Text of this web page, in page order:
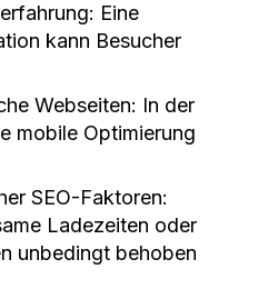
Eine
kann Besucher
Webseiten: In der
mobile Optimierung
SEO-Faktoren:
Ladezeiten oder
unbedingt behoben